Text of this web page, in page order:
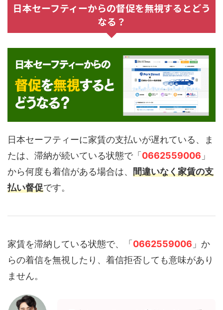
日本セーフティーからの督促を無視するとどう
なる？
日本セーフティーに家賃の支払いが遅れている、ま
たは、滞納が続いている状態で「 0662559006 」
から何度も着信がある場合は、 間違いなく家賃の支
払い督促です。
家賃を滞納している状態で、「 0662559006 」か
らの着信を無視したり、着信拒否しても意味があり
ません。